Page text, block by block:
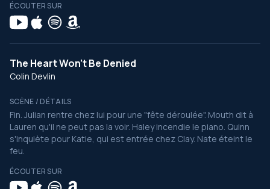
ÉCOUTER SUR
The Heart Won't Be Denied
Colin Devlin
SCÈNE / DÉTAILS
Fin. Julian rentre chez lui pour une "fête déroulée". Mouth dit à
Lauren qu'il ne peut pas la voir. Haley incendie le piano. Quinn
s'inquiète pour Katie, qui est entrée chez Clay. Nate éteint le
feu.
ÉCOUTER SUR